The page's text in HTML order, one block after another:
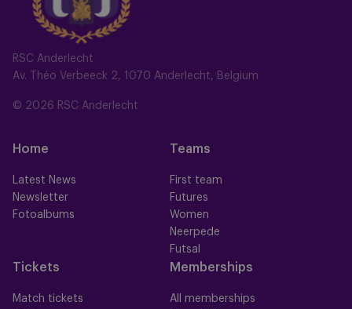
RSC Anderlecht
Av. Théo Verbeeck 2, 1070 Anderlecht, Belgium
© 2026 RSC Anderlecht
Home
Latest News
Newsletter
Fotoalbums
Teams
First team
Futures
Women
Neerpede
Futsal
Tickets
Match tickets
Memberships
All memberships